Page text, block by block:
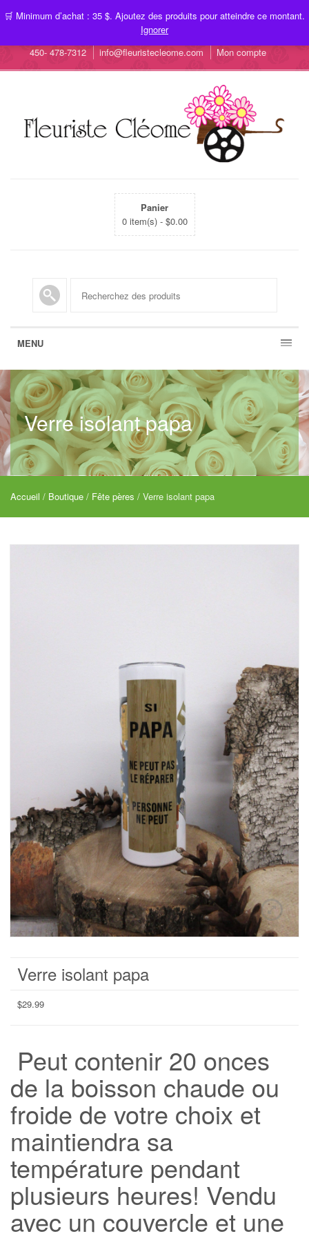
450- 478-7312 info@fleuristecleome.com Mon compte
Panier
0 item(s) - $0.00
MENU
Verre isolant papa
Accueil / Boutique / Fête pères / Verre isolant papa
Verre isolant papa
$29.99
Peut contenir 20 onces
de la boisson chaude ou
froide de votre choix et
maintiendra sa
température pendant
plusieurs heures! Vendu
avec un couvercle et une
🛒 Minimum d’achat : 35 $. Ajoutez des produits pour atteindre ce montant.
Ignorer